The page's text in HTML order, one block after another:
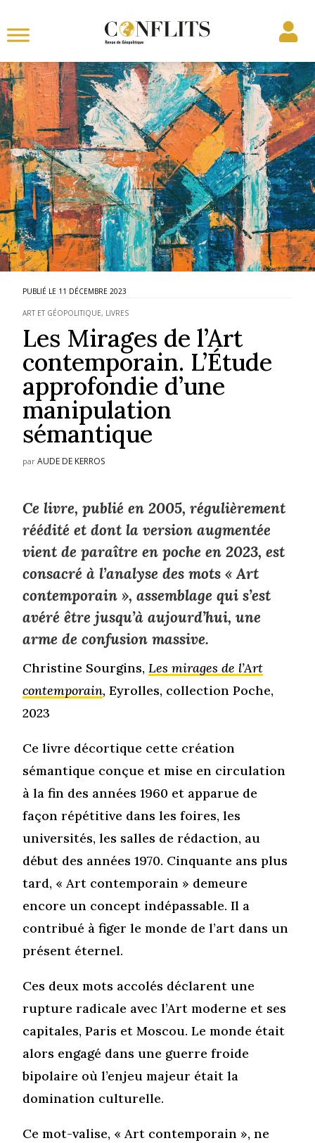
11 DÉCEMBRE 2023
ART ET GÉOPOLITIQUE, LIVRES
Les Mirages de l’Art
contemporain. L’Étude
approfondie d’une
manipulation
sémantique
parAUDE DE KERROS
Ce livre, publié en 2005, régulièrement
réédité et dont la version augmentée
vient de paraître en poche en 2023, est
consacré à l’analyse des mots « Art
contemporain », assemblage qui s’est
avéré être jusqu’à aujourd’hui, une
arme de confusion massive.
Christine Sourgins,Les mirages de l’Art
contemporain,Eyrolles, collection Poche,
2023
Ce livre décortique cette création
sémantique conçue et mise en circulation
à la fin des années 1960 et apparue de
façon répétitive dans les foires, les
universités, les salles de rédaction, au
début des années 1970. Cinquante ans plus
tard, « Art contemporain » demeure
encore un concept indépassable. Il a
contribué à figer le monde de l’art dans un
présent éternel.
Ces deux mots accolés déclarent une
rupture radicale avec l’Art moderne et ses
capitales, Paris et Moscou. Le monde était
alors engagé dans une guerre froide
bipolaire où l’enjeu majeur était la
domination culturelle.
Ce mot-valise, « Art contemporain », ne